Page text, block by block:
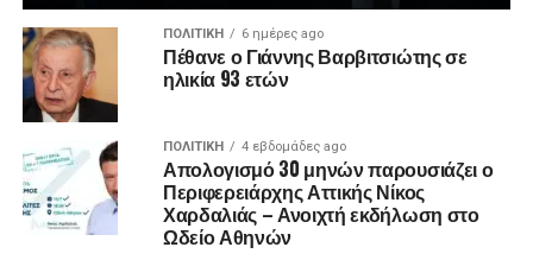
ΠΟΛΙΤΙΚΉ 6 ημέρες ago
Πέθανε ο Γιάννης Βαρβιτσιώτης σε
ηλικία 93 ετών
ΠΟΛΙΤΙΚΉ 4 εβδομάδες ago
Απολογισμό 30 μηνών παρουσιάζει ο
Περιφερειάρχης Αττικής Νίκος
Χαρδαλιάς – Ανοιχτή εκδήλωση στο
Ωδείο Αθηνών